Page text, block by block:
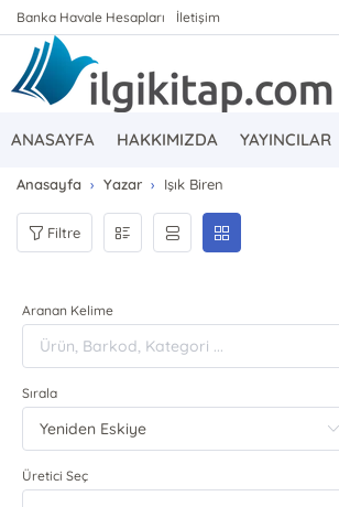
Banka Havale Hesapları İletişim
ANASAYFA HAKKIMIZDA YAYINCILAR
Anasayfa Yazar Işık Biren
Filtre
Aranan Kelime
Sırala
Üretici Seç